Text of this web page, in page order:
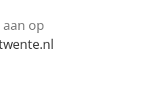
op